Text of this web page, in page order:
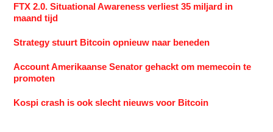
FTX 2.0. Situational Awareness verliest 35 miljard in
maand tijd
Strategy stuurt Bitcoin opnieuw naar beneden
Account Amerikaanse Senator gehackt om memecoin te
promoten
Kospi crash is ook slecht nieuws voor Bitcoin